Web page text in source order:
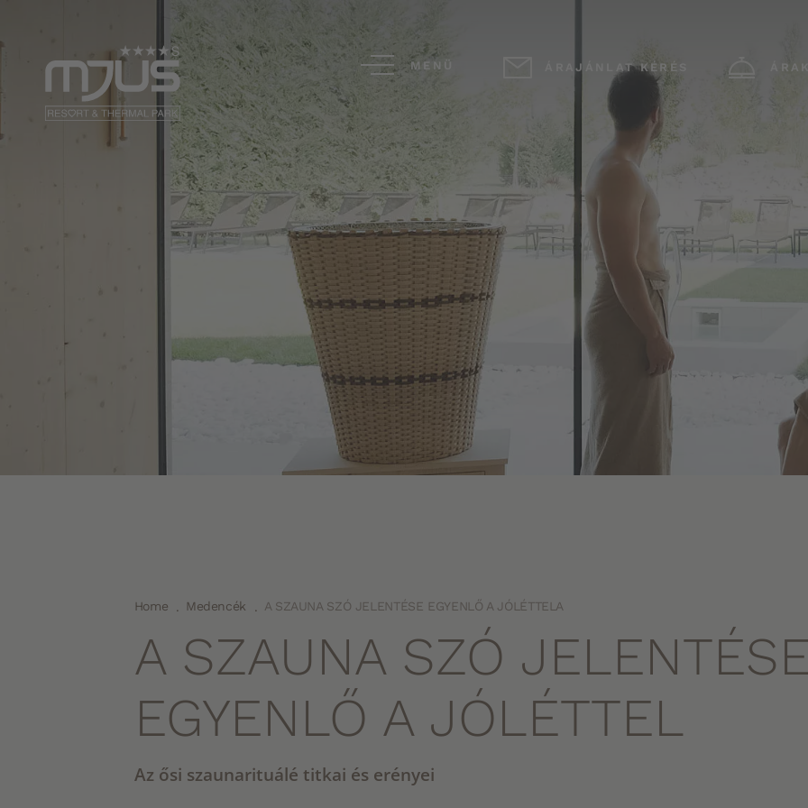
MENÜ ÁRAJÁNLAT KÉRÉS
Home . Medencék . A SZAUNA SZÓ JELENTÉSE EGYENLŐ A JÓLÉTTELA
A SZAUNA SZÓ
EGYENLŐ A JÓLÉTTEL
Az ősi szaunarituálé titkai és erényei